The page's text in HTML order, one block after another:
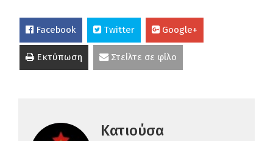
Facebook Twitter Google+
Εκτύπωση Στείλτε σε φίλο
Κατιούσα